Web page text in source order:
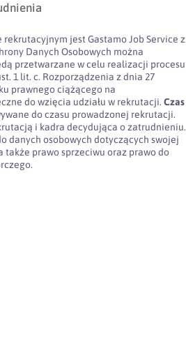
rekrutacyjnym jest Gastamo Job Service z
Danych Osobowych można
przetwarzane w celu realizacji procesu
1 lit. c. Rozporządzenia z dnia 27
prawnego ciążącego na
do wzięcia udziału w rekrutacji.Czas
do czasu prowadzonej rekrutacji.
i kadra decydująca o zatrudnieniu.
danych osobowych dotyczących swojej
prawo sprzeciwu oraz prawo do